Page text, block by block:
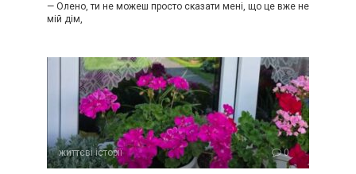
— Олено, ти не можеш просто сказати мені, що це вже не
мій дім,
життєві історії 0